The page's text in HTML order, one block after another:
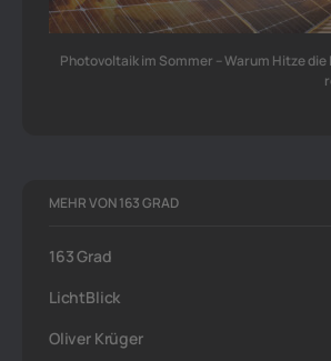
Photovoltaik im Sommer – Warum Hitze die
MEHR VON 163 GRAD
163 Grad
LichtBlick
Oliver Krüger